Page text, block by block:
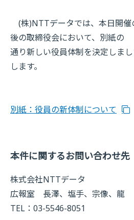
(株)NTTデータでは、本日開催
後の取締役会において、別紙の
通り新しい役員体制を決定しま
します。
別紙：役員の新体制について
本件に関するお問い合わせ先
株式会社NTTデータ
広報室 長澤、塩手、宗像、龍
TEL：03-5546-8051